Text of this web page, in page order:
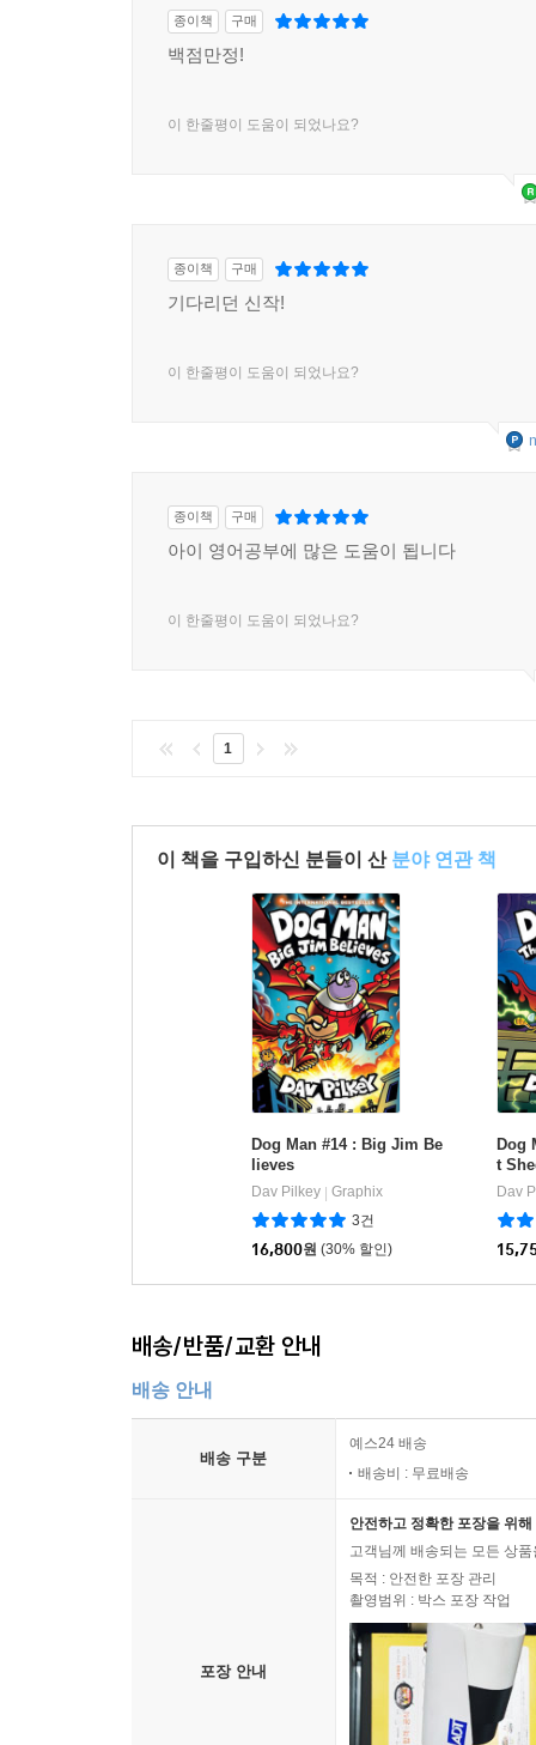
종이책 구매
백점만정!
이 한줄평이 도움이 되었나요?
종이책 구매
기다리던 신작!
이 한줄평이 도움이 되었나요?
종이책 구매
아이 영어공부에 많은 도움이 됩니다
이 한줄평이 도움이 되었나요?
1
이 책을 구입하신 분들이 산 분야 연관 책
Dog Man #14 : Big Jim Be
lieves
Dav Pilkey
Graphix
3건
16,800원 (30% 할인)
Dog
t
Dav
배송/반품/교환 안내
배송 안내
배송 구분
예스24 배송
배송비 : 무료배송
포장 안내
안전하고 정확한 포장을 위
고객님께 배송되는 모든 상
목적 : 안전한 포장 관리
촬영범위 : 박스 포장 작업